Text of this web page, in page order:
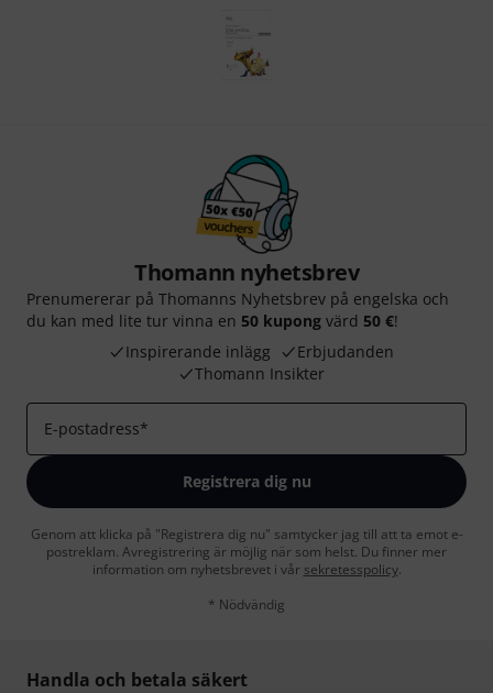
Thomann nyhetsbrev
Prenumererar på Thomanns Nyhetsbrev på engelska och
du kan med lite tur vinna en 50 kupong värd 50 €!
Inspirerande inlägg
Erbjudanden
Thomann Insikter
E-postadress*
Registrera dig nu
Genom att klicka på "Registrera dig nu" samtycker jag till att ta emot e-
postreklam. Avregistrering är möjlig när som helst. Du finner mer
information om nyhetsbrevet i vår sekretesspolicy.
* Nödvändig
Handla och betala säkert